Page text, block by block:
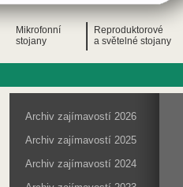
Archiv zajímavostí 2026
Archiv zajímavostí 2025
Archiv zajímavostí 2024
Mikrofonní
stojany
Reproduktorové
a světelné stojany